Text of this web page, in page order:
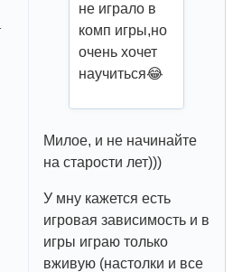
не играло в
комп игры,но
очень хочет
научиться😂
Милое, и не начинайте
на старости лет)))
У мну кажется есть
игровая зависимость и в
игры играю только
вживую (настолки и все